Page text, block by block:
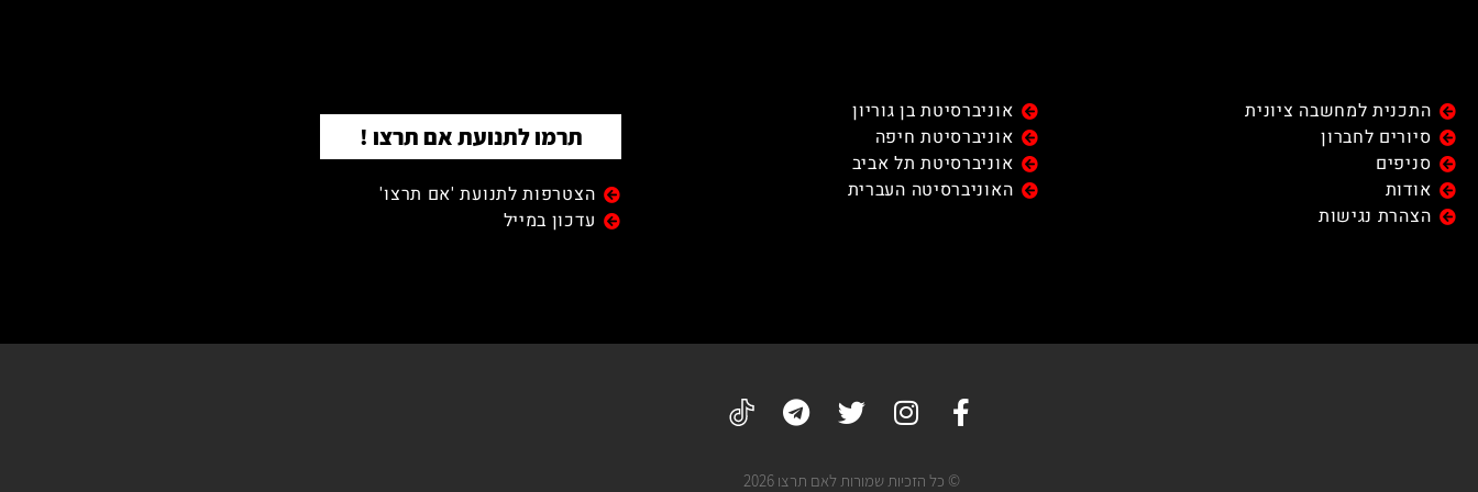
התכנית למחשבה ציונית
סיורים לחברון
סניפים
אודות
הצהרת נגישות
אוניברסיטת בן גוריון
אוניברסיטת חיפה
אוניברסיטת תל אביב
האוניברסיטה העברית
תרמו לתנועת אם תרצו !
הצטרפות לתנועת 'אם תרצו'
עדכון במייל
© כל הזכיות שמורות לאם תרצו 2026